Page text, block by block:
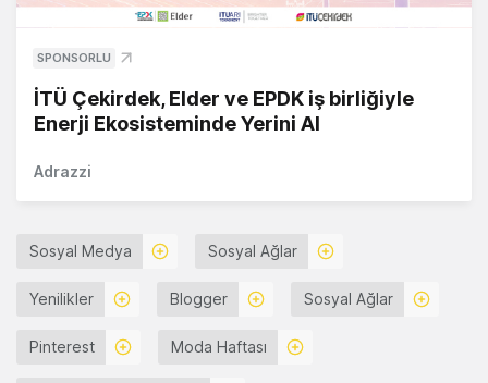
SPONSORLU
İTÜ Çekirdek, Elder ve EPDK iş birliğiyle
Enerji Ekosisteminde Yerini Al
Adrazzi
Sosyal Medya Sosyal Ağlar
Yenilikler Blogger Sosyal Ağlar
Pinterest Moda Haftası